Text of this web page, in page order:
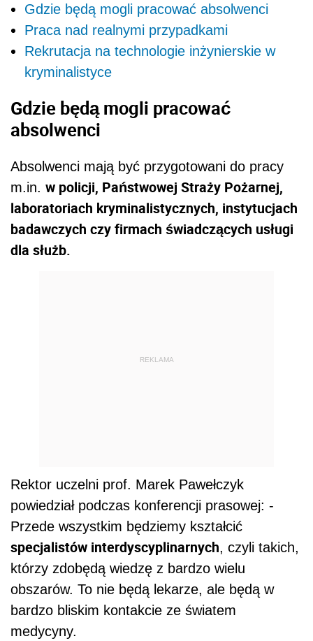
Gdzie będą mogli pracować absolwenci
Praca nad realnymi przypadkami
Rekrutacja na technologie inżynierskie w
kryminalistyce
Gdzie będą mogli pracować
absolwenci
Absolwenci mają być przygotowani do pracy
m.in. w policji, Państwowej Straży Pożarnej,
laboratoriach kryminalistycznych, instytucjach
badawczych czy firmach świadczących usługi
dla służb.
REKLAMA
Rektor uczelni prof. Marek Pawełczyk
powiedział podczas konferencji prasowej: -
Przede wszystkim będziemy kształcić
specjalistów interdyscyplinarnych, czyli takich,
którzy zdobędą wiedzę z bardzo wielu
obszarów. To nie będą lekarze, ale będą w
bardzo bliskim kontakcie ze światem
medycyny.